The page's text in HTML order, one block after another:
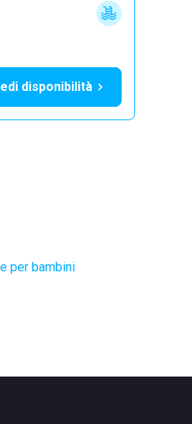
disponibilità
per bambini